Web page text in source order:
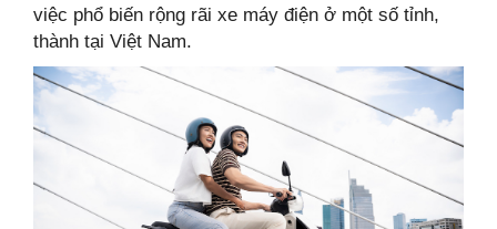
việc phổ biến rộng rãi xe máy điện ở một số tỉnh,
thành tại Việt Nam.